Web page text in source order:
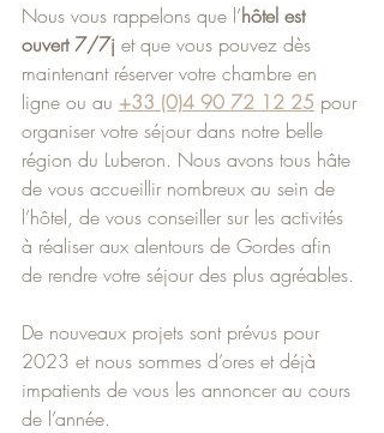
Nous vous rappelons que l’hôtel est
ouvert 7/7j et que vous pouvez dès
maintenant réserver votre chambre en
ligne ou au +33 (0)4 90 72 12 25 pour
organiser votre séjour dans notre belle
région du Luberon. Nous avons tous hâte
de vous accueillir nombreux au sein de
l’hôtel, de vous conseiller sur les activités
à réaliser aux alentours de Gordes afin
de rendre votre séjour des plus agréables.
De nouveaux projets sont prévus pour
2023 et nous sommes d’ores et déjà
impatients de vous les annoncer au cours
de l’année.